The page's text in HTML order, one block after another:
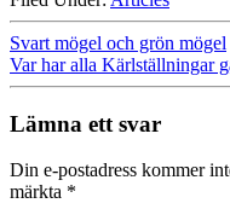
Svart mögel och grön mögel
Var har alla Kärlställningar
Lämna ett svar
Din e-postadress kommer
märkta *